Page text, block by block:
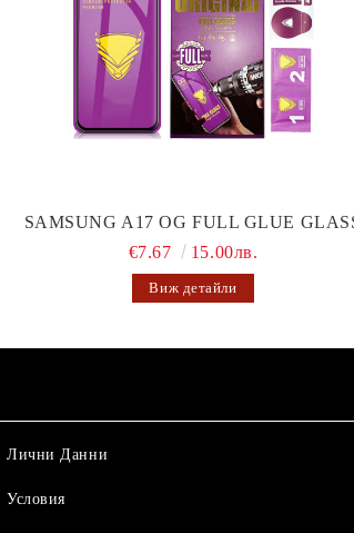
SAMSUNG A17 OG FULL GLUE
€7.67
15.00лв.
Виж детайли
Лични Данни
Условия